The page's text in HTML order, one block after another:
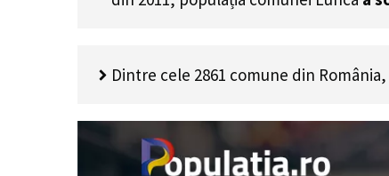
Dintre cele 2861 comune din România,